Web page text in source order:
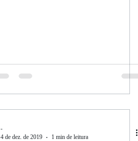
-
4 de dez. de 2019
1 min de leitura